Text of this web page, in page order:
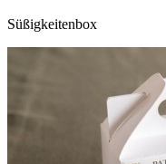
Süßigkeitenbox